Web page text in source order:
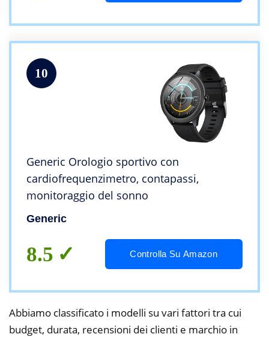
10
Generic Orologio sportivo con
cardiofrequenzimetro, contapassi,
monitoraggio del sonno
Generic
8.5 Controlla Su Amazon
Abbiamo classificato i modelli su vari fattori tra cui
budget, durata, recensioni dei clienti e marchio in